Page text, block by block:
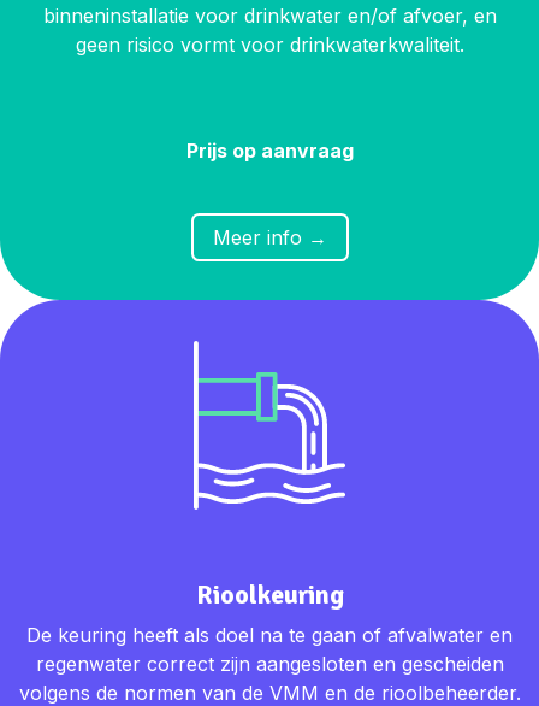
binneninstallatie voor drinkwater en/of afvoer, en
geen risico vormt voor drinkwaterkwaliteit.
Prijs op aanvraag
​​Meer info →
Rioolkeuring
De keuring heeft als doel na te gaan of afvalwater en
regenwater correct zijn aangesloten en gescheiden
volgens de normen van de VMM en de rioolbeheerder.